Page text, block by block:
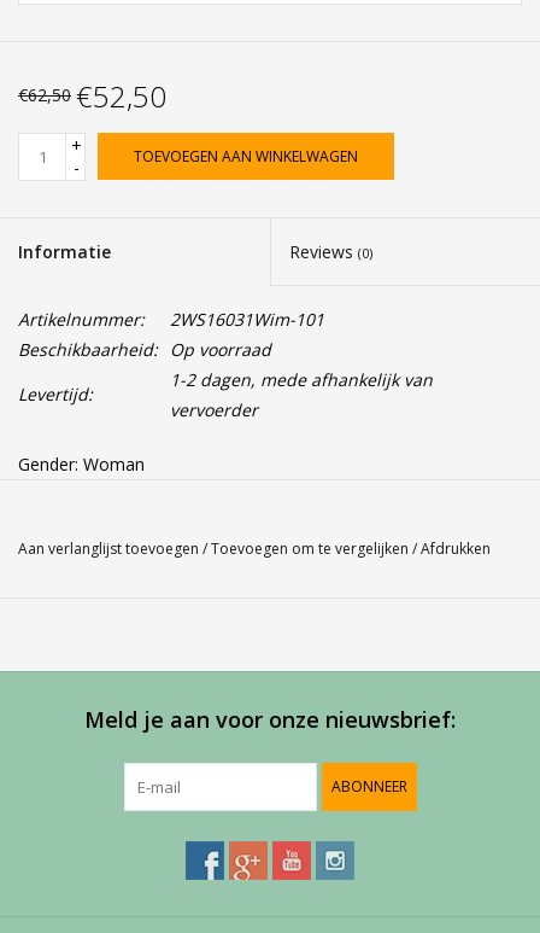
€62,50 €52,50
+
-
TOEVOEGEN AAN WINKELWAGEN
Informatie Reviews (0)
Artikelnummer:
2WS16031Wim-101
Beschikbaarheid: Op voorraad
Levertijd:
1-2 dagen, mede afhankelijk van
vervoerder
Gender: Woman
over de juiste maat en kom
via "pijltje terug" weer uit op deze pagina.
Babolat maatschema
Aan verlanglijst toevoegen /Toevoegen om te vergelijken /Afdrukken
Meld je aan voor onze nieuwsbrief:
ABONNEER